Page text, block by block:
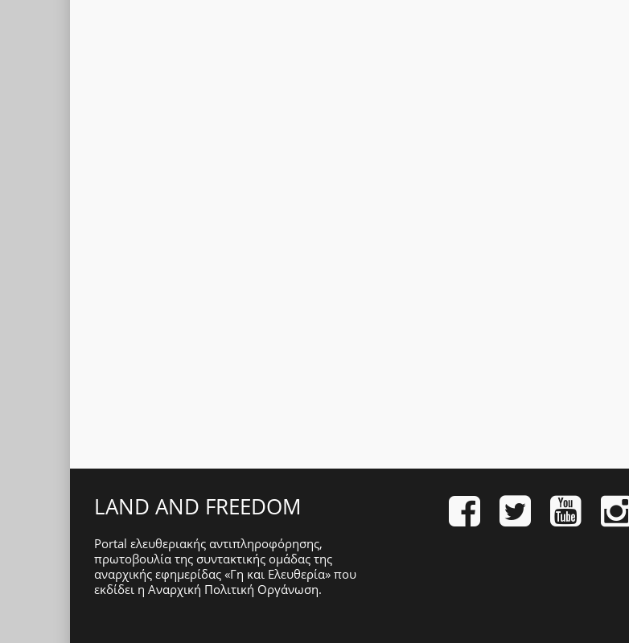
LAND AND FREEDOM
Portal ελευθεριακής αντιπληροφόρησης,
πρωτοβουλία της συντακτικής ομάδας της
αναρχικής εφημερίδας «Γη και Ελευθερία» που
εκδίδει η Αναρχική Πολιτική Οργάνωση.